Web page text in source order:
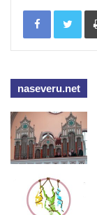
naseveru.net